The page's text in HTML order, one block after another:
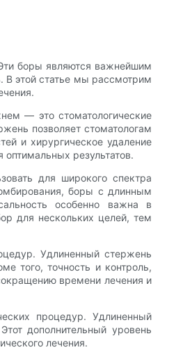
боры являются важнейшим
В этой статье мы рассмотрим
— это стоматологические
позволяет стоматологам
и хирургическое удаление
результатов.
для широкого спектра
боры с длинным
особенно важна в
для нескольких целей, тем
Удлиненный стержень
того, точность и контроль,
времени лечения и
процедур. Удлиненный
дополнительный уровень
лечения.